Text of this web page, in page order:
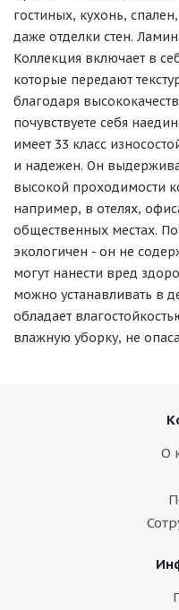
гостиных, кухонь,
даже отделки стен.
Коллекция включает в
которые передают
благодаря
почувствуете себя
имеет 33 класс
и надежен. Он
высокой проходимости
например, в отелях,
общественных местах.
экологичен - он не
могут нанести вред
можно устанавливать в
обладает
влажную уборку, не
О